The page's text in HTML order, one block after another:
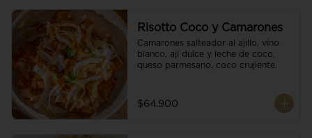
Risotto Coco y Camarones
Camarones salteador al ajillo, vino
blanco, ají dulce y leche de coco,
queso parmesano, coco crujiente.
$64.900